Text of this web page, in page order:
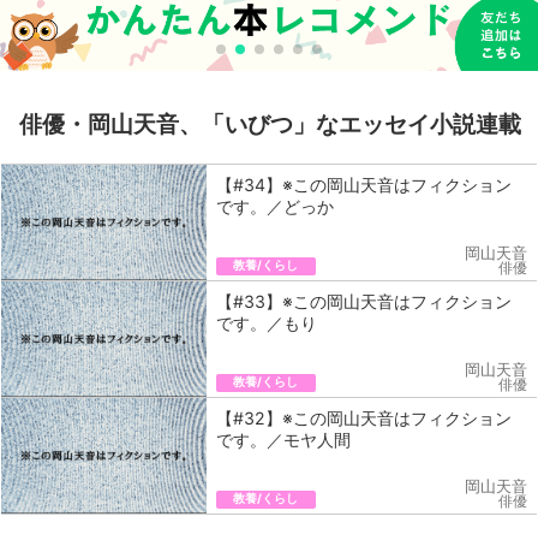
俳優・岡山天音、「いびつ」なエッセイ小説連載
【#34】※この岡山天音はフィクション
です。／どっか
教養/くらし
岡山天音
俳優
【#33】※この岡山天音はフィクション
です。／もり
教養/くらし
岡山天音
俳優
【#32】※この岡山天音はフィクション
です。／モヤ人間
教養/くらし
岡山天音
俳優